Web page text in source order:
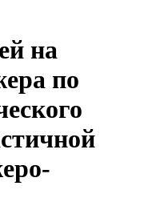
на
по